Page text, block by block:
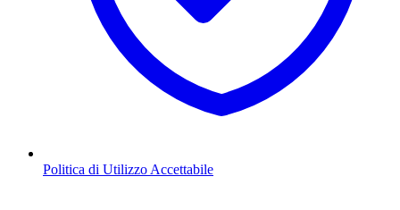
Politica di Utilizzo Accettabile